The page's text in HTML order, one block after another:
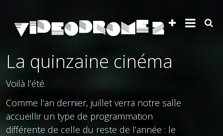
La quinzaine cinéma
Voilà l’été.
Comme l’an dernier, juillet verra notre salle
accueillir un type de programmation
différente de celle du reste de l’année : le